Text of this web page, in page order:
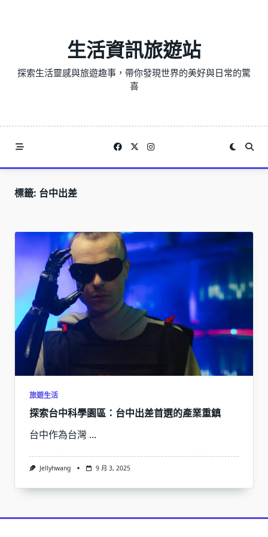
生活資訊旅遊站
探索生活靈感與旅遊趣事，帶你發現世界的美好與日常的驚
喜
標籤: 台中出差
旅遊生活
探索台中科學園區：台中出差首選的產業重鎮
台中作為台灣 ...
Jellyhwang 9 月 3, 2025